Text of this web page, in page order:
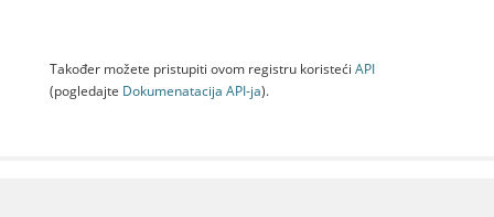
Također možete pristupiti ovom registru koristeći API
(pogledajte Dokumenаtаcijа API-jа).